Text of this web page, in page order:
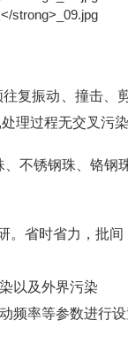
复振动、撞击、
理过程无交叉污染
不锈钢珠、铬钢
省时省力，批
以及外界污染
频率等参数进行设